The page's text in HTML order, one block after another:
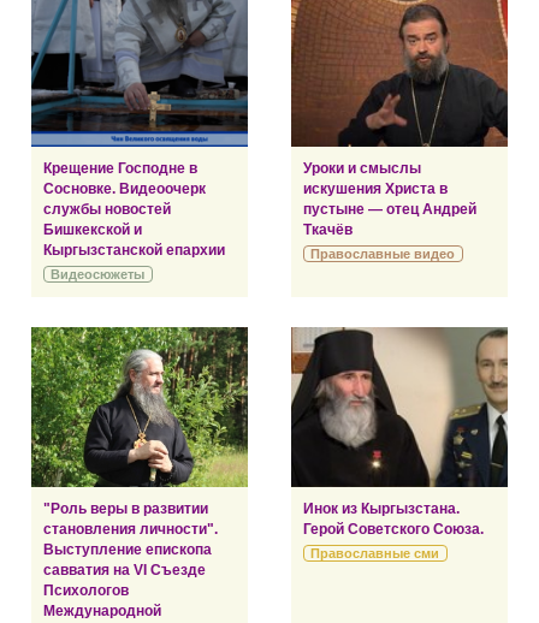
Крещение Господне в
Сосновке. Видеоочерк
службы новостей
Бишкекской и
Кыргызстанской епархии
Видеосюжеты
Уроки и смыслы
искушения Христа в
пустыне — отец Андрей
Ткачёв
Православные видео
"Роль веры в развитии
становления личности".
Выступление епископа
савватия на VI Съезде
Психологов
Международной
Инок из Кыргызстана.
Герой Советского Союза.
Православные сми